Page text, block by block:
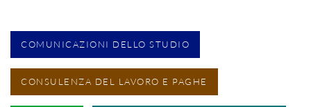
COMUNICAZIONI DELLO STUDIO
CONSULENZA DEL LAVORO E PAGHE